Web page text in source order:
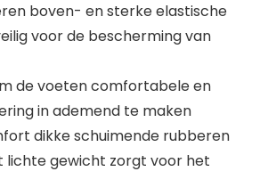
boven- en sterke elastische
voor de bescherming van
de voeten comfortabele en
in ademend te maken
dikke schuimende rubberen
lichte gewicht zorgt voor het